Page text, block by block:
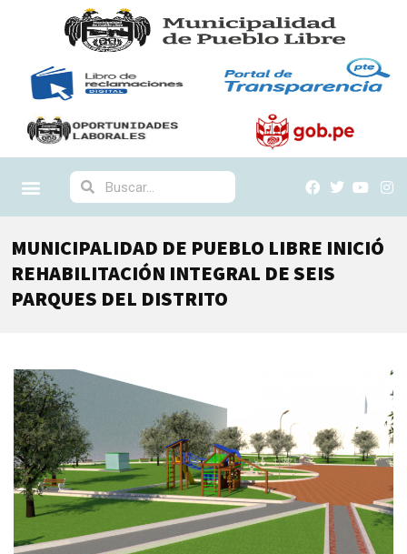
MUNICIPALIDAD DE PUEBLO LIBRE INICIÓ
REHABILITACIÓN INTEGRAL DE SEIS
PARQUES DEL DISTRITO